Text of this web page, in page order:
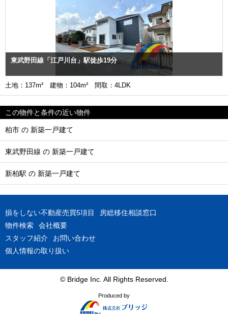
東武野田線「江戸川台」駅徒歩19分
土地：137m² 建物：104m² 間取：4LDK
この物件と条件の近い物件
柏市 の 新築一戸建て
東武野田線 の 新築一戸建て
新柏駅 の 新築一戸建て
損をしない不動産売買5項目
房総移住相談窓口
物件検索
会社概要
スタッフ紹介
お問い合わせ
個人情報の取り扱い
© Bridge Inc. All Rights Reserved.
Produced by